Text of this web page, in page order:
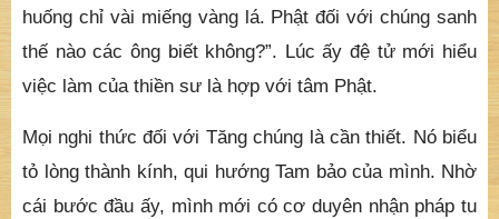
huống chỉ vài miếng vàng lá. Phật đối với chúng sanh
thế nào các ông biết không?”. Lúc ấy đệ tử mới hiểu
việc làm của thiền sư là hợp với tâm Phật.
Mọi nghi thức đối với Tăng chúng là cần thiết. Nó biểu
tỏ lòng thành kính, qui hướng Tam bảo của mình. Nhờ
cái bước đầu ấy, mình mới có cơ duyên nhận pháp tu